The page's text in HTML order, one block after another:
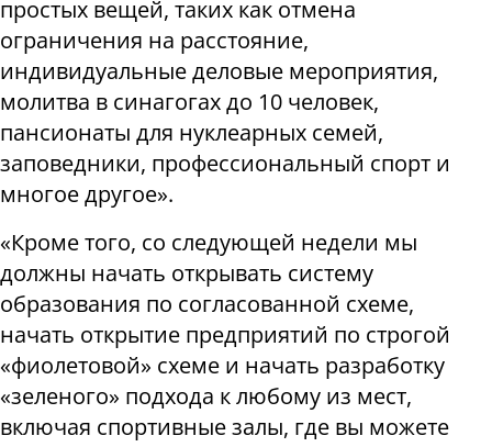
простых вещей, таких как отмена
ограничения на расстояние,
индивидуальные деловые мероприятия,
молитва в синагогах до 10 человек,
пансионаты для нуклеарных семей,
заповедники, профессиональный спорт и
многое другое».
«Кроме того, со следующей недели мы
должны начать открывать систему
образования по согласованной схеме,
начать открытие предприятий по строгой
«фиолетовой» схеме и начать разработку
«зеленого» подхода к любому из мест,
включая спортивные залы, где вы можете